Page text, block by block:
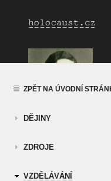
ZPĚT NA ÚVODNÍ
DĚJINY
ZDROJE
VZDĚLÁVÁNÍ